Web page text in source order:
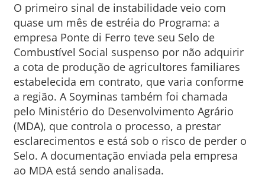
O primeiro sinal de instabilidade veio com
quase um mês de estréia do Programa: a
empresa Ponte di Ferro teve seu Selo de
Combustível Social suspenso por não adquirir
a cota de produção de agricultores familiares
estabelecida em contrato, que varia conforme
a região. A Soyminas também foi chamada
pelo Ministério do Desenvolvimento Agrário
(MDA), que controla o processo, a prestar
esclarecimentos e está sob o risco de perder o
Selo. A documentação enviada pela empresa
ao MDA está sendo analisada.